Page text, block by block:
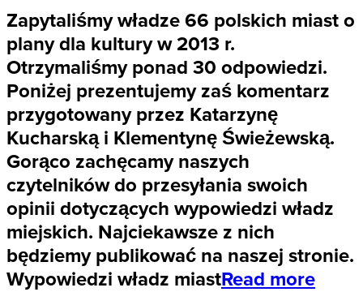
Zapytaliśmy władze 66 polskich miast o
plany dla kultury w 2013 r.
Otrzymaliśmy ponad 30 odpowiedzi.
Poniżej prezentujemy zaś komentarz
przygotowany przez Katarzynę
Kucharską i Klementynę Świeżewską.
Gorąco zachęcamy naszych
czytelników do przesyłania swoich
opinii dotyczących wypowiedzi władz
miejskich. Najciekawsze z nich
będziemy publikować na naszej stronie.
Wypowiedzi władz miastRead more